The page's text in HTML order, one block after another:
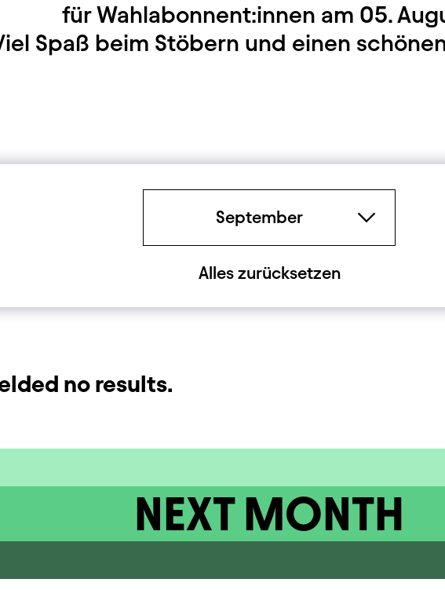
für Wahlabonnent:innen am 05.
Spaß beim Stöbern und einen
September
Alles zurücksetzen
no results.
NEXT MONTH